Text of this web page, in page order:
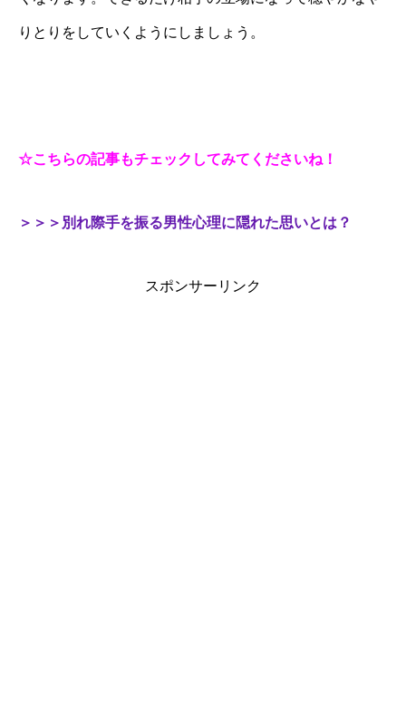
りとりをしていくようにしましょう。
☆こちらの記事もチェックしてみてくださいね！
＞＞＞別れ際手を振る男性心理に隠れた思いとは？
スポンサーリンク